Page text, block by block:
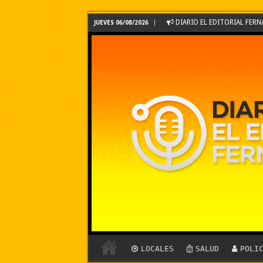
JUEVES 06/08/2026 DIARIO EL EDITORIAL
LOCALES SALUD